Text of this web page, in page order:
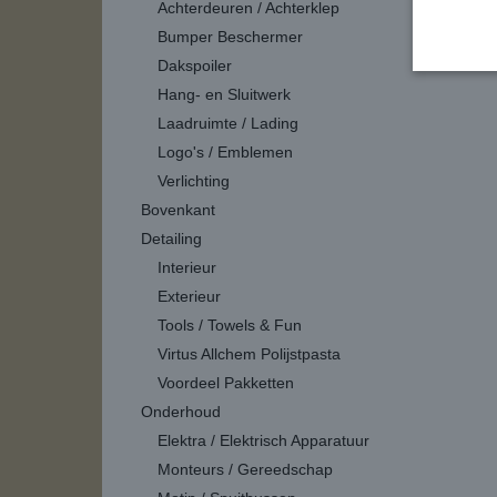
Achterdeuren / Achterklep
Bumper Beschermer
Dakspoiler
Hang- en Sluitwerk
Laadruimte / Lading
Logo's / Emblemen
Verlichting
Bovenkant
Detailing
Interieur
Exterieur
Tools / Towels & Fun
Virtus Allchem Polijstpasta
Voordeel Pakketten
Onderhoud
Elektra / Elektrisch Apparatuur
Monteurs / Gereedschap